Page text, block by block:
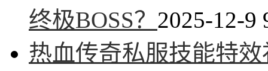
终极BOSS？ 2025-12-9
热血传奇私服技能特